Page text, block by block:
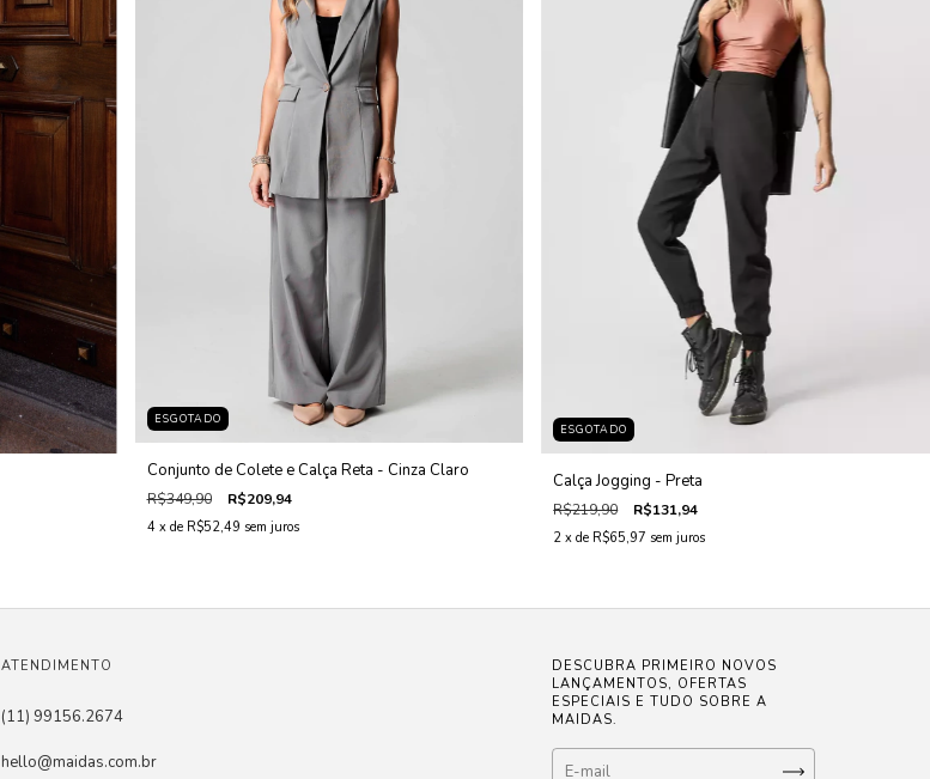
ESGOTADO
Conjunto de Colete e Calça Reta - Cinza Claro
R$349,90 R$209,94
4 x de R$52,49 sem juros
ESGOTADO
Calça Jogging - Preta
R$219,90 R$131,94
2 x de R$65,97 sem juros
DESCUBRA PRIMEIRO NOVOS
LANÇAMENTOS, OFERTAS
ESPECIAIS E TUDO SOBRE A
MAIDAS.
ATENDIMENTO
(11) 99156.2674
hello@maidas.com.br